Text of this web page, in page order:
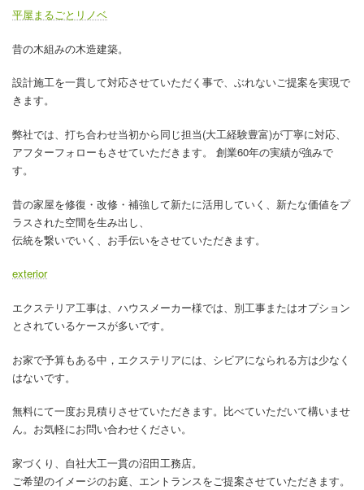
平屋まるごとリノベ
昔の木組みの木造建築。
設計施工を一貫して対応させていただく事で、ぶれないご提案を実現で
きます。
弊社では、打ち合わせ当初から同じ担当(大工経験豊富)が丁寧に対応、
アフターフォローもさせていただきます。 創業60年の実績が強みで
す。
昔の家屋を修復・改修・補強して新たに活用していく、新たな価値をプ
ラスされた空間を生み出し、
伝統を繋いでいく、お手伝いをさせていただきます。
exterior
エクステリア工事は、ハウスメーカー様では、別工事またはオプション
とされているケースが多いです。
お家で予算もある中，エクステリアには、シビアになられる方は少なく
はないです。
無料にて一度お見積りさせていただきます。比べていただいて構いませ
ん。お気軽にお問い合わせください。
家づくり、自社大工一貫の沼田工務店。
ご希望のイメージのお庭、エントランスをご提案させていただきます。